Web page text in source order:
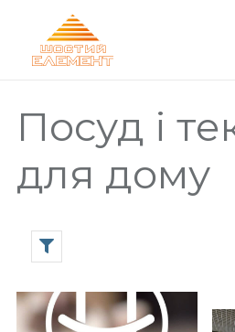
Посуд і
для дому